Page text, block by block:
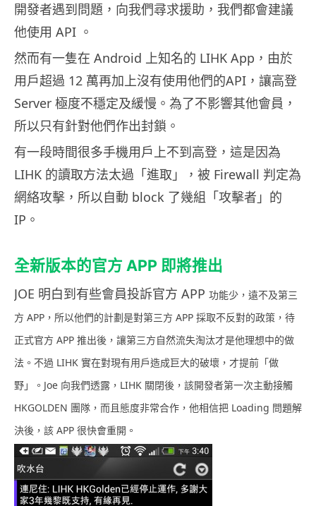
開發者遇到問題，向我們尋求援助，我們都會建議
他使用 API 。
然而有一隻在 Android 上知名的 LIHK App，由於
用戶超過 12 萬再加上沒有使用他們的API，讓高登
Server 極度不穩定及緩慢。為了不影響其他會員，
所以只有針對他們作出封鎖。
有一段時間很多手機用戶上不到高登，這是因為
LIHK 的讀取方法太過「進取」，被 Firewall 判定為
網絡攻擊，所以自動 block 了幾組「攻擊者」的
IP。
全新版本的官方 APP 即將推出
JOE 明白到有些會員投訴官方 APP 功能少，遠不及第三
方 APP，所以他們的計劃是對第三方 APP 採取不反對的政策，待
正式官方 APP 推出後，讓第三方自然流失淘汰才是他理想中的做
法。不過 LIHK 實在對現有用戶造成巨大的破壞，才提前「做
野」。Joe 向我們透露，LIHK 關閉後，該開發者第一次主動接觸
HKGOLDEN 團隊，而且態度非常合作，他相信把 Loading 問題解
決後，該 APP 很快會重開。